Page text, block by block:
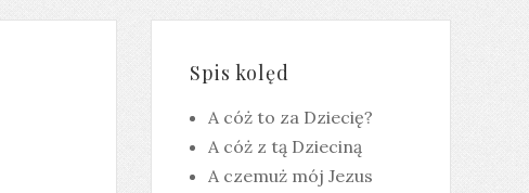
Spis kolęd
A cóż to za Dziecię?
A cóż z tą Dzieciną
A czemuż mój Jezus